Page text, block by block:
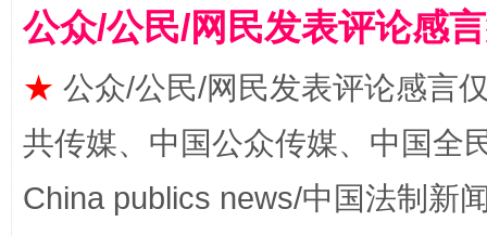
揭批美国五大"原罪" "炒
公众/公民/网民发表评论感
★ 公众/公民/网民发表评论感言
共传媒、中国公众传媒、中国全
China publics news/中国法制新